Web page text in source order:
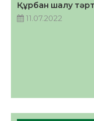
Құрбан шалу
11.07.2022